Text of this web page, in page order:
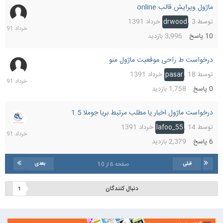
ماژول ویرایش قالب online
توسط drwood, 3 خرداد 1391
10 پاسخ 3,996 بازدید
درخواست ط راحی موقعیت ماژول منو
توسط pasar, 18 خرداد 1391
0 پاسخ 1,758 بازدید
درخواست ماژول اخبار يا مطلب مرتبط بريا جوملا 1.5
توسط lafoo_55, 14 خرداد 1391
6 پاسخ 2,379 بازدید
قبلی بعدی صفحه 6 از 10
دنبال کنندگان 1